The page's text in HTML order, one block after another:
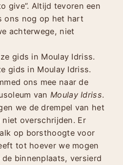
give”. Altijd tevoren een
ons nog op het hart
achterwege, niet
gids in Moulay Idriss.
ons mee naar de
van Moulay Idriss.
we de drempel van het
overschrijden. Er
op borsthoogte voor
tot hoever we mogen
de binnenplaats, versierd